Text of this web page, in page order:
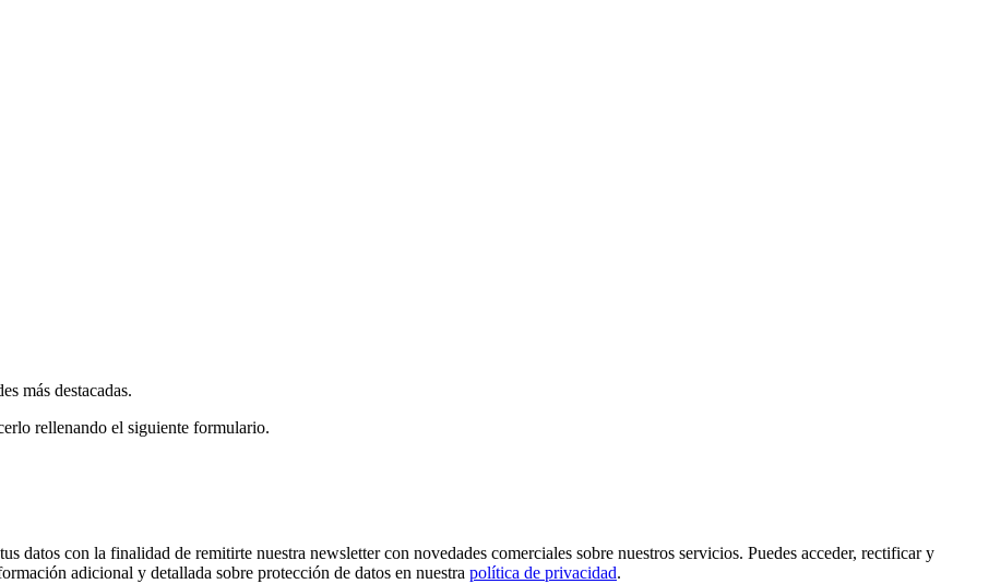
más destacadas.
rellenando el siguiente formulario.
con la finalidad de remitirte nuestra newsletter con novedades comerciales sobre nuestros servicios. Puedes acceder, rectificar y
adicional y detallada sobre protección de datos en nuestra política de privacidad.